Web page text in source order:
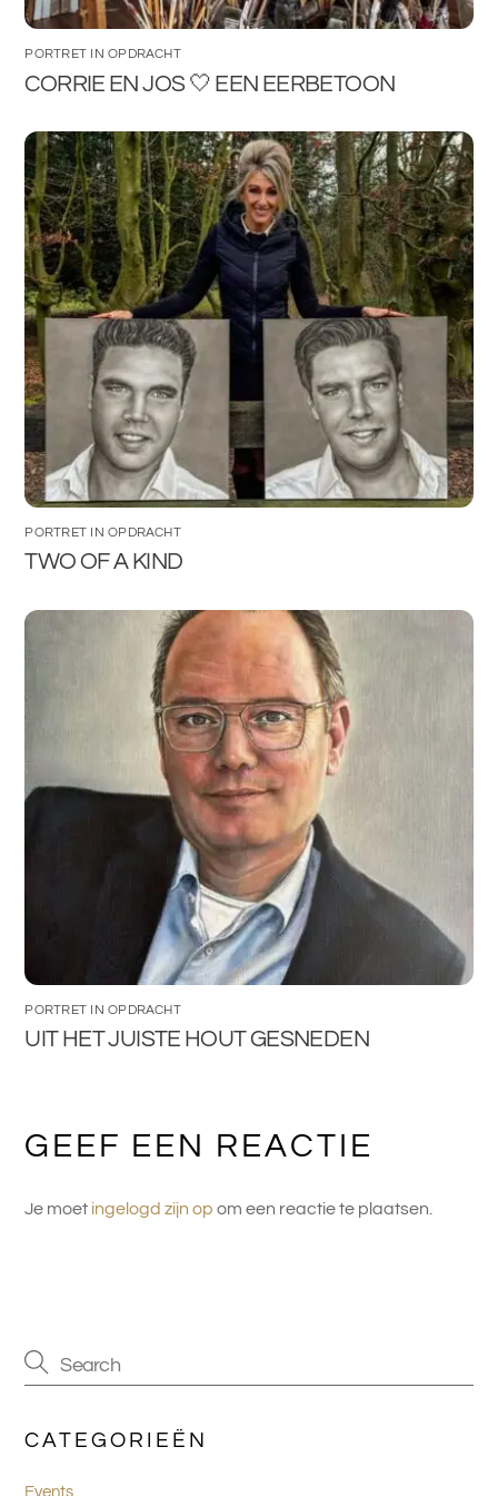
PORTRET IN OPDRACHT
CORRIE EN JOS 🤍 EEN EERBETOON
PORTRET IN OPDRACHT
TWO OF A KIND
PORTRET IN OPDRACHT
UIT HET JUISTE HOUT GESNEDEN
GEEF EEN REACTIE
Je moet ingelogd zijn op om een reactie te plaatsen.
CATEGORIEËN
Events